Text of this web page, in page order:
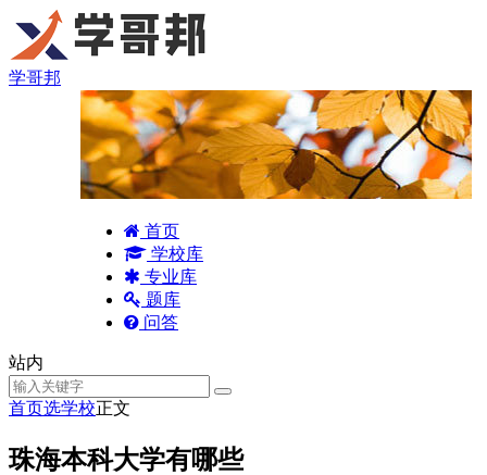
学哥邦
首页
学校库
专业库
题库
问答
站内
首页选学校正文
珠海本科大学有哪些